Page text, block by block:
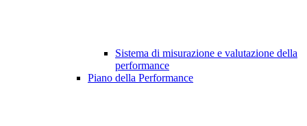
Sistema di misurazione e valutazione della
performance
Piano della Performance